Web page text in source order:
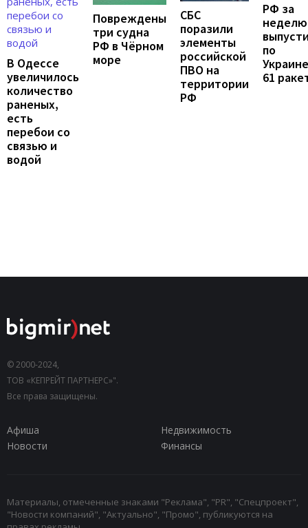
В Одессе
увеличилось
количество
раненых,
есть
перебои со
связью и
водой
Повреждены
три судна
РФ в Чёрном
море
СБС
поразили
элементы
российской
ПВО на
территории
РФ
РФ за
неделю
по
Украине
61
© 2000-2024,
ТОВ «КЕПРЕЙТ ПАРТНЕРС»".
Все права защищены.
Афиша
Недвижимость
Новости
Финансы
Материалы, отмеченные знаками "Реклама", "PR", "Спецпроект",
"Новости компаний", "Актуально", "Промо", публикуются на